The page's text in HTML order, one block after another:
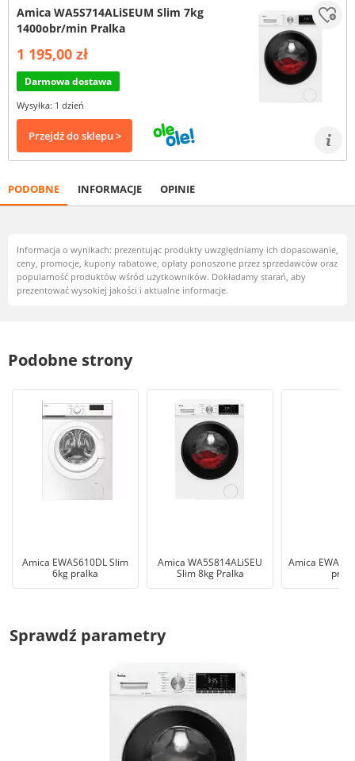
Amica WA5S714ALiSEUM Slim 7kg
1400obr/min Pralka
1 195,00 zł
Darmowa dostawa
Wysyłka: 1 dzień
Przejdź do sklepu >
PODOBNE INFORMACJE OPINIE
Informacja o wynikach: prezentując produkty uwzględniamy ich dopasowanie,
ceny, promocje, kupony rabatowe, opłaty ponoszone przez sprzedawców oraz
popularność produktów wśród użytkowników. Dokładamy starań, aby
prezentować wysokiej jakości i aktualne informacje.
Podobne strony
Amica EWAS610DL Slim
6kg pralka
Amica WA5S814ALiSEU
Slim 8kg Pralka
Amica
Sprawdź parametry